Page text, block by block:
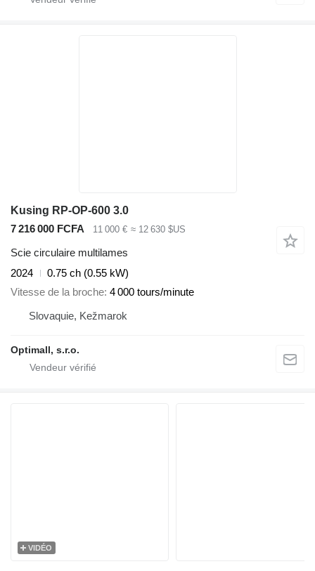
Kusing RP-OP-600 3.0
7 216 000 FCFA
11 000 € ≈ 12 630 $US
Scie circulaire multilames
2024
0.75 ch (0.55 kW)
Vitesse de la broche 4 000 tours/minute
Slovaquie, Kežmarok
Optimall, s.r.o.
VIDÉO